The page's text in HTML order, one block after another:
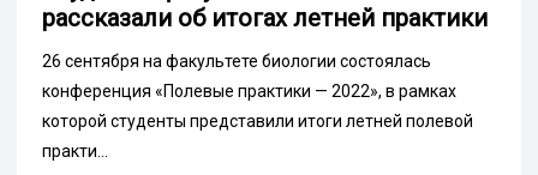
рассказали об итогах летней практики
26 сентября на факультете биологии состоялась
конференция «Полевые практики — 2022», в рамках
которой студенты представили итоги летней полевой
практи...